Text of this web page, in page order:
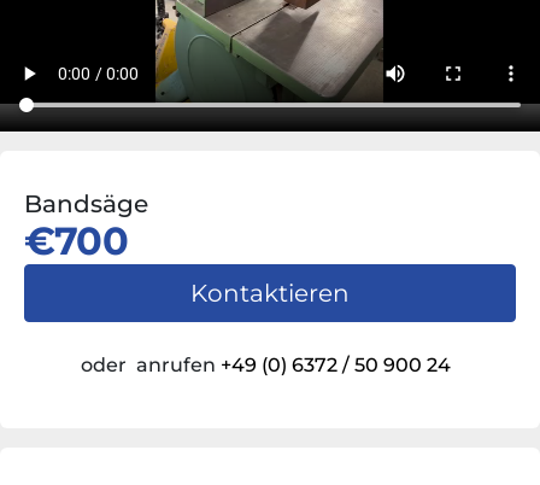
Bandsäge
€700
Kontaktieren
oder anrufen +49 (0) 6372 / 50 900 24